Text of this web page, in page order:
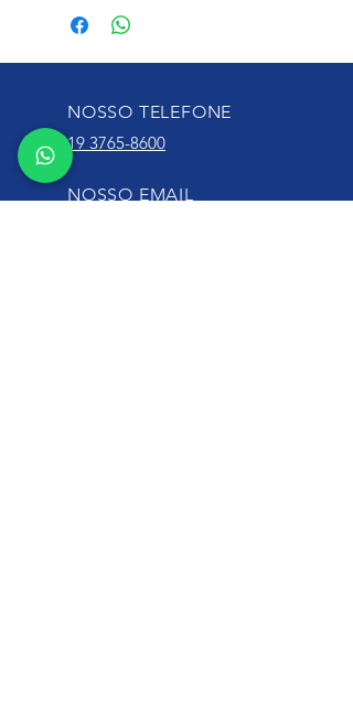
NOSSO TELEFONE
19 3765-8600
NOSSO EMAIL